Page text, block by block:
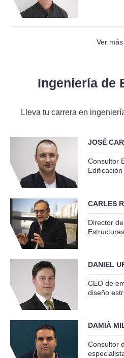
Ver más
Ingeniería de
Lleva tu carrera en
JOSÉ
Consultor
CARLES
Director
DANIEL
CEO de
diseño
DAMIÀ
Consultor